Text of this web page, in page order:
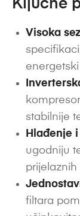
Ključne
Visoka
stabilnije
Hlađenje
ugodniju
prijelaznih
filtara